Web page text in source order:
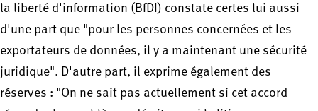
la liberté d'information (BfDI) constate certes lui aussi
d'une part que "pour les personnes concernées et les
exportateurs de données, il y a maintenant une sécurité
juridique". D'autre part, il exprime également des
réserves : "On ne sait pas actuellement si cet accord